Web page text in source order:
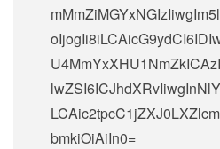
bmkiOiAiIn0=